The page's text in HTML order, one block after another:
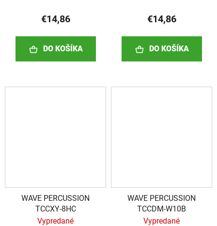
€14,86
DO KOŠÍKA
€14,86
DO KOŠÍKA
WAVE PERCUSSION
TCCXY-8HC
Vypredané
WAVE PERCUSSION
TCCDM-W10B
Vypredané